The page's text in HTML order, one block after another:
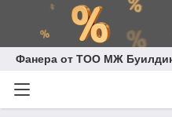
Фанера от ТОО МЖ